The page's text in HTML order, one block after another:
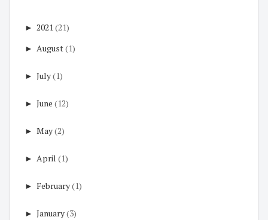
► 2021 (21)
► August(1)
► July(1)
► June (12)
► May(2)
► April (1)
► February(1)
► January(3)